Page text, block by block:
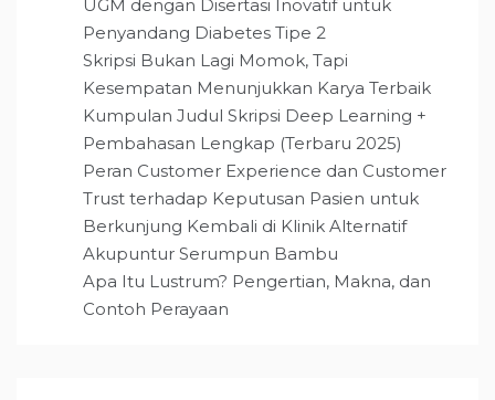
UGM dengan Disertasi Inovatif untuk
Penyandang Diabetes Tipe 2
Skripsi Bukan Lagi Momok, Tapi
Kesempatan Menunjukkan Karya Terbaik
Kumpulan Judul Skripsi Deep Learning +
Pembahasan Lengkap (Terbaru 2025)
Peran Customer Experience dan Customer
Trust terhadap Keputusan Pasien untuk
Berkunjung Kembali di Klinik Alternatif
Akupuntur Serumpun Bambu
Apa Itu Lustrum? Pengertian, Makna, dan
Contoh Perayaan